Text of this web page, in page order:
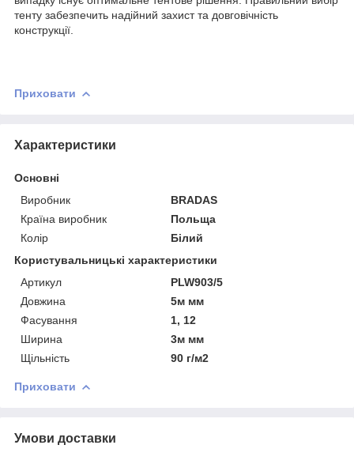
тенту забезпечить надійний захист та довговічність
конструкції.
Приховати
Характеристики
Основні
Виробник
BRADAS
Країна виробник
Польща
Колір
Білий
Користувальницькі характеристики
Артикул
PLW903/5
Довжина
5м мм
Фасування
1, 12
Ширина
3м мм
Щільність
90 г/м2
Приховати
Умови доставки